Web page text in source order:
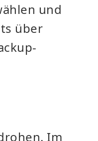
und
über
Im